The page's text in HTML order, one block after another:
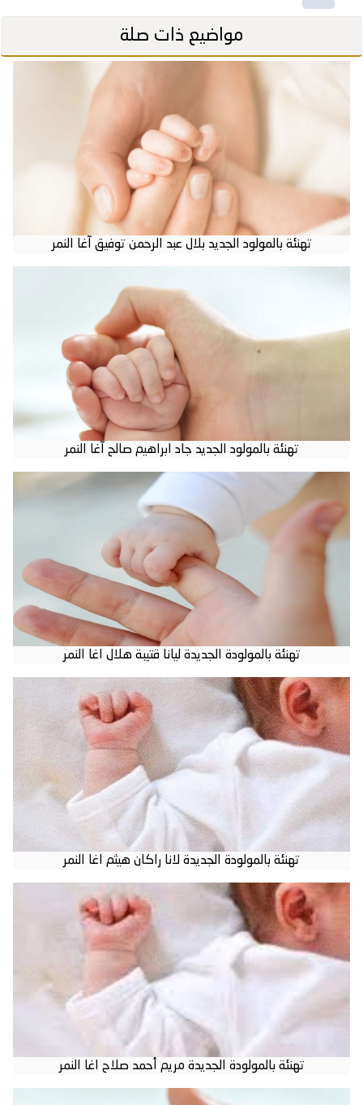
مواضيع ذات صلة
تهنئة بالمولود الجديد بلال عبد الرحمن توفيق آغا النمر
تهنئة بالمولود الجديد جاد ابراهيم صالح آغا النمر
تهنئة بالمولودة الجديدة ليانا قتيبة هلال اغا النمر
تهنئة بالمولودة الجديدة لانا راكان هيثم اغا النمر
تهنئة بالمولودة الجديدة مريم أحمد صلاح اغا النمر